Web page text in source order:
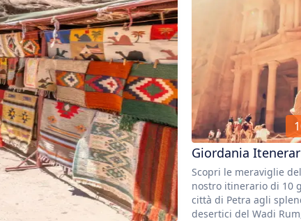
Giordania
Scopri le meraviglie
nostro itinerario di 10
città di Petra agli
desertici del Wadi